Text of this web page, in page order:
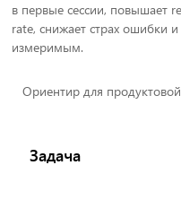
в первые сессии, повышает
rate, снижает страх ошибки
измеримым.
Ориентир для
Задача